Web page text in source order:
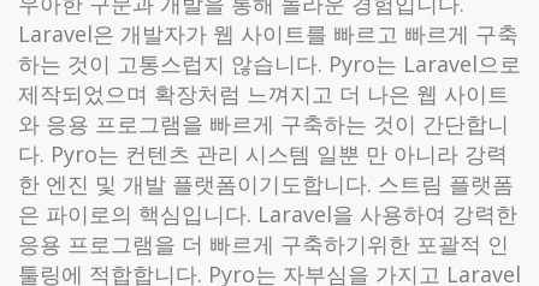
Laravel은 개발자가 웹 사이트를 빠르고 빠르게 구축
하는 것이 고통스럽지 않습니다. Pyro는 Laravel으로
제작되었으며 확장처럼 느껴지고 더 나은 웹 사이트
와 응용 프로그램을 빠르게 구축하는 것이 간단합니
다. Pyro는 컨텐츠 관리 시스템 일뿐 만 아니라 강력
한 엔진 및 개발 플랫폼이기도합니다. 스트림 플랫폼
은 파이로의 핵심입니다. Laravel을 사용하여 강력한
응용 프로그램을 더 빠르게 구축하기위한 포괄적 인
툴링에 적합합니다. Pyro는 자부심을 가지고 Laravel